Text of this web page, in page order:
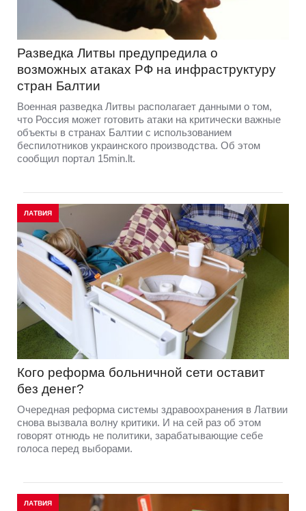
Разведка Литвы предупредила о
возможных атаках РФ на инфраструктуру
стран Балтии
Военная разведка Литвы располагает данными о том,
что Россия может готовить атаки на критически важные
объекты в странах Балтии с использованием
беспилотников украинского производства. Об этом
сообщил портал 15min.lt.
ЛАТВИЯ
Кого реформа больничной сети оставит
без денег?
Очередная реформа системы здравоохранения в Латвии
снова вызвала волну критики. И на сей раз об этом
говорят отнюдь не политики, зарабатывающие себе
голоса перед выборами.
ЛАТВИЯ